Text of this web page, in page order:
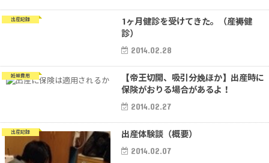
出産記録
1ヶ月健診を受けてきた。（産褥健
診）
2014.02.28
妊娠費用
【帝王切開、吸引分娩ほか】出産時に
保険がおりる場合があるよ！
2014.02.27
出産記録 出産体験談（概要）
2014.02.07